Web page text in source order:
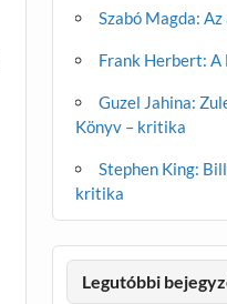
Szabó Magda:
Frank Herbert: A
Guzel Jahina:
Könyv – kritika
Stephen King:
kritika
Legutóbbi